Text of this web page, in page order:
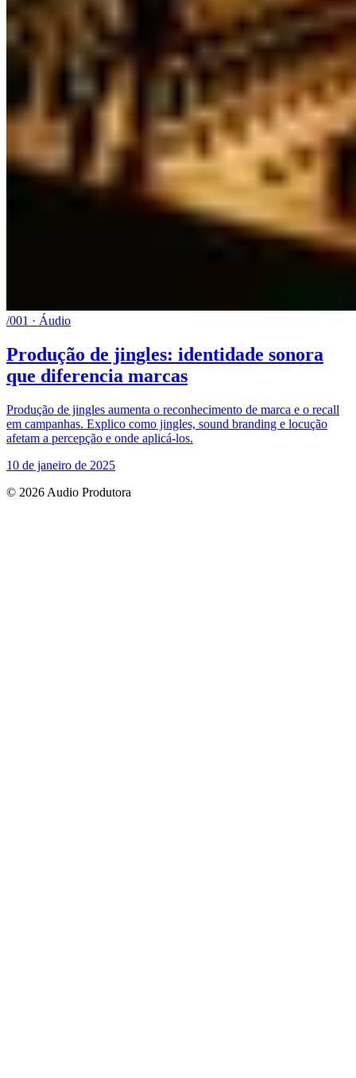
/001 · Áudio
Produção de jingles: identidade sonora
que diferencia marcas
Produção de jingles aumenta o reconhecimento de marca e o recall
em campanhas. Explico como jingles, sound branding e locução
afetam a percepção e onde aplicá-los.
10 de janeiro de 2025
© 2026 Audio Produtora